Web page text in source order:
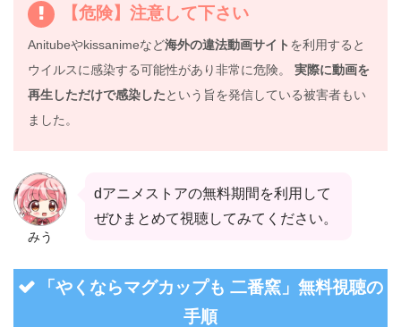
【危険】注意して下さい
Anitubeやkissanimeなど海外の違法動画サイト を利用すると
ウイルスに感染する可能性があり非常に危険。 実際に動画を
再生しただけで感染したという旨を発信している被害者もい
ました。
みう
dアニメストアの無料期間を利用して
ぜひまとめて視聴してみてください。
「やくならマグカップも 二番窯」無料視聴の
手順